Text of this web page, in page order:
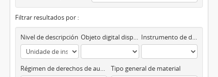
Filtrar resultados por :
Nivel de descripción Objeto digital disponibles Instrumento de descripción
Régimen de derechos de autor Tipo general de material